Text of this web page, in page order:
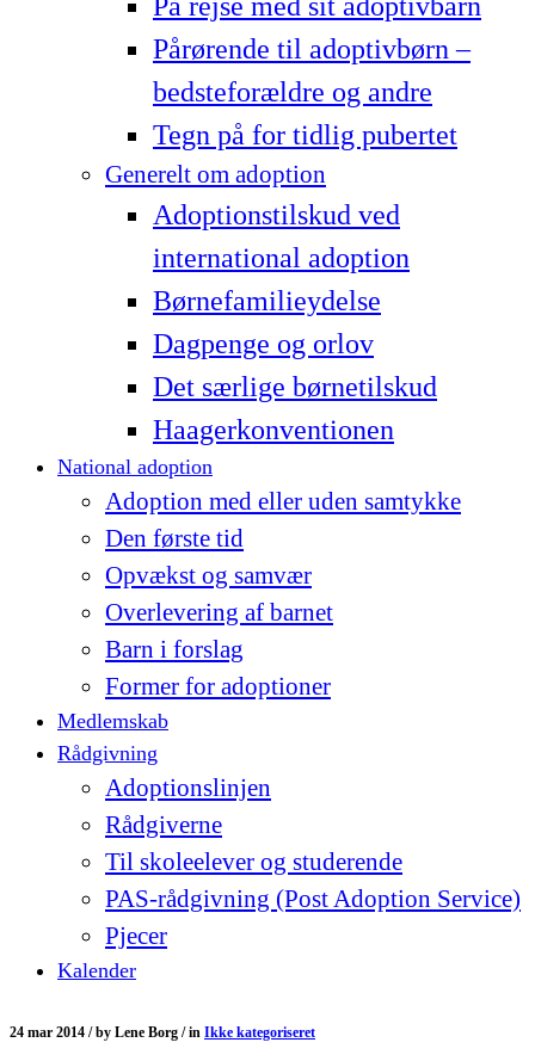
Pårørende til adoptivbørn –
bedsteforældre og andre
Tegn på for tidlig pubertet
Generelt om adoption
Adoptionstilskud ved
international adoption
Børnefamilieydelse
Dagpenge og orlov
Det særlige børnetilskud
Haagerkonventionen
National adoption
Adoption med eller uden samtykke
Den første tid
Opvækst og samvær
Overlevering af barnet
Barn i forslag
Former for adoptioner
Medlemskab
Rådgivning
Adoptionslinjen
Rådgiverne
Til skoleelever og studerende
PAS-rådgivning (Post Adoption Service)
Pjecer
Kalender
24 mar 2014 /by Lene Borg /in Ikke kategoriseret